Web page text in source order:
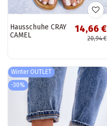
Hausschuhe CRAY
CAMEL
14,66 €
20,94 €
Winter OUTLET
-30%